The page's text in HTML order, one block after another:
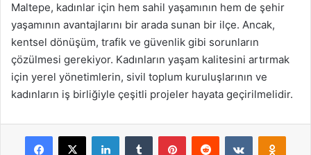
Maltepe, kadınlar için hem sahil yaşamının hem de şehir
yaşamının avantajlarını bir arada sunan bir ilçe. Ancak,
kentsel dönüşüm, trafik ve güvenlik gibi sorunların
çözülmesi gerekiyor. Kadınların yaşam kalitesini artırmak
için yerel yönetimlerin, sivil toplum kuruluşlarının ve
kadınların iş birliğiyle çeşitli projeler hayata geçirilmelidir.
Facebook
X LinkedInTumblr PinterestReddit VKontakte